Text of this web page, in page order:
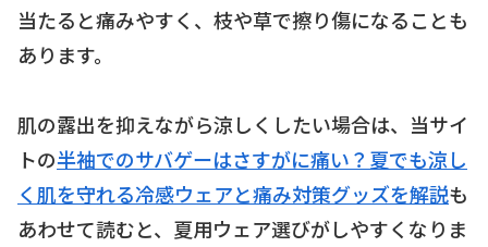
当たると痛みやすく、枝や草で擦り傷になることも
あります。
肌の露出を抑えながら涼しくしたい場合は、当サイ
トの半袖でのサバゲーはさすがに痛い？夏でも涼し
く肌を守れる冷感ウェアと痛み対策グッズを解説も
あわせて読むと、夏用ウェア選びがしやすくなりま